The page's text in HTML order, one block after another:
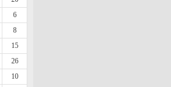
6
8
15
26
10